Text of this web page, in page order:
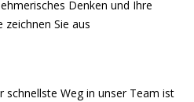
Denken und Ihre
Sie aus
schnellste Weg in unser Team ist